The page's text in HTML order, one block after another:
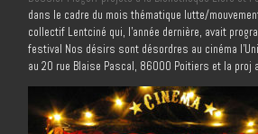
dans le cadre du mois thématique lutte/
collectif Lentciné qui, l’année dernière, avait
festival Nos désirs sont désordres au cinéma
au 20 rue Blaise Pascal, 86000 Poitiers et la proj